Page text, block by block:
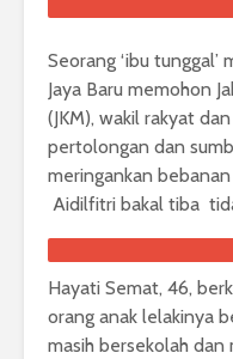
Seorang ‘ibu
Jaya Baru memohon
(JKM), wakil rakyat
pertolongan dan
meringankan
Aidilfitri bakal tiba
Hayati Semat, 46,
orang anak lelakinya
masih bersekolah